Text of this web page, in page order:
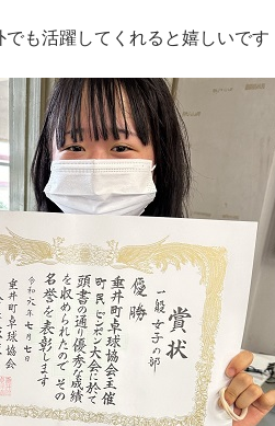
も活躍してくれると嬉しいです